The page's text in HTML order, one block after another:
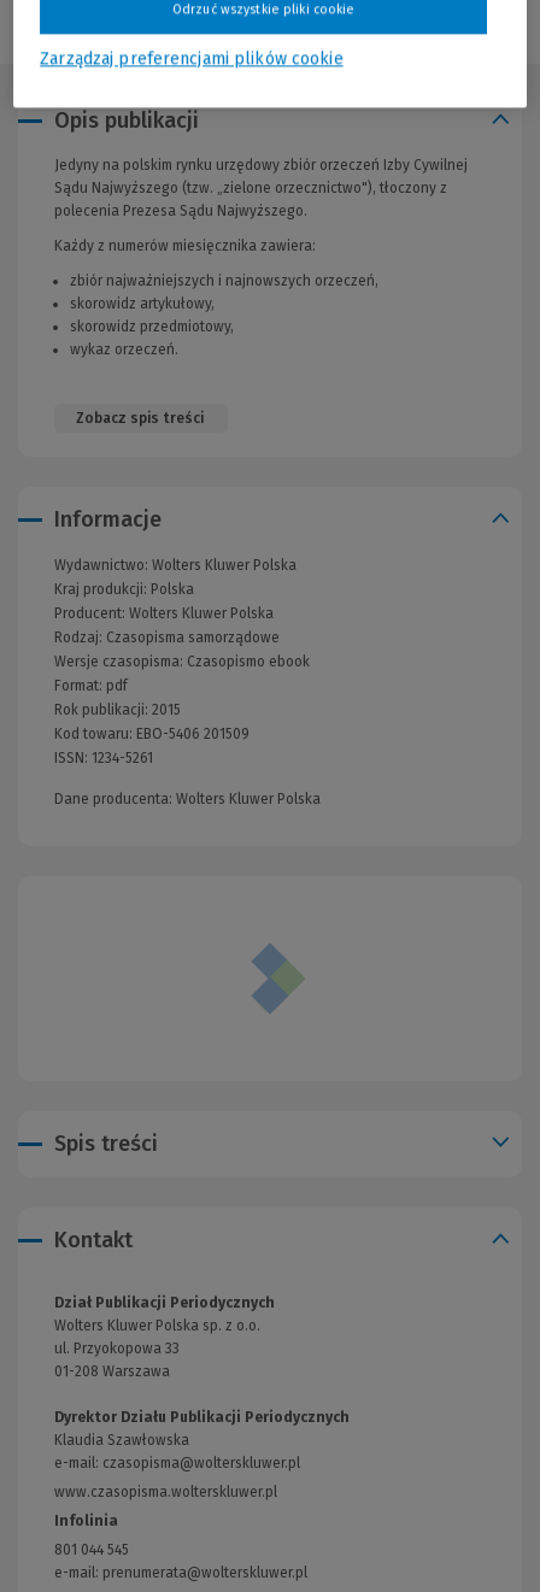
Opis publikacji
Jedyny na polskim rynku urzędowy zbiór orzeczeń Izby Cywilnej
Sądu Najwyższego (tzw. „zielone orzecznictwo"), tłoczony z
polecenia Prezesa Sądu Najwyższego.
Każdy z numerów miesięcznika zawiera:
zbiór najważniejszych i najnowszych orzeczeń,
skorowidz artykułowy,
skorowidz przedmiotowy,
wykaz orzeczeń.
Zobacz spis treści
Informacje
Wydawnictwo: Wolters Kluwer Polska
Kraj produkcji: Polska
Producent: Wolters Kluwer Polska
Rodzaj: Czasopisma samorządowe
Wersje czasopisma: Czasopismo ebook
Format: pdf
Rok publikacji: 2015
Kod towaru: EBO-5406 201509
ISSN: 1234-5261
Dane producenta: Wolters Kluwer Polska
Spis treści
Kontakt
Dział Publikacji Periodycznych
Wolters Kluwer Polska sp. z o.o.
ul. Przyokopowa 33
01-208 Warszawa
Dyrektor Działu Publikacji Periodycznych
Klaudia Szawłowska
e-mail: czasopisma@wolterskluwer.pl
www.czasopisma.wolterskluwer.pl
Infolinia
801 044 545
e-mail: prenumerata@wolterskluwer.pl
Zarządzaj preferencjami plików cookie
Odrzuć wszystkie pliki cookie